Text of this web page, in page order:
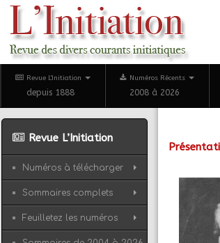
Revue L'Initiation
depuis 1888
Numéros Récents
2008 à 2026
Revue L’Initiation
Numéros à télécharger
Sommaires complets
Feuilletez les numéros